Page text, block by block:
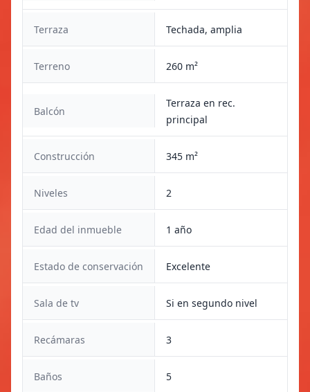
Terraza Techada, amplia
Terreno 260 m²
Balcón
Terraza en rec.
principal
Construcción 345 m²
Niveles 2
Edad del inmueble 1 año
Estado de conservación Excelente
Sala de tv Si en segundo nivel
Recámaras 3
Baños 5